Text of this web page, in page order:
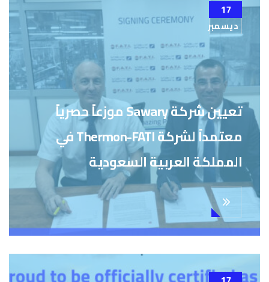
17
ديسمبر
تعيين شركة Sawary موزعاً حصرياً
معتمداً لشركة Thermon-FATI في
المملكة العربية السعودية